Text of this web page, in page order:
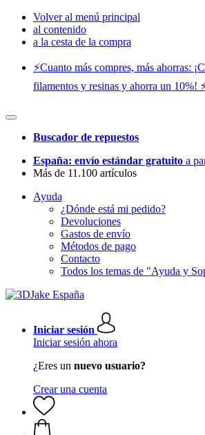
Volver al menú principal
al contenido
a la cesta de la compra
⚡️Cuanto más compres, más ahorras:
filamentos y resinas y ahorra un 10%!
Buscador de repuestos
España: envío estándar gratuito a
Más de 11.100 artículos
Ayuda
¿Dónde está mi pedido?
Devoluciones
Gastos de envío
Métodos de pago
Contacto
Todos los temas de "Ayuda y
Iniciar sesión
Iniciar sesión ahora
¿Eres un nuevo usuario?
Crear una cuenta